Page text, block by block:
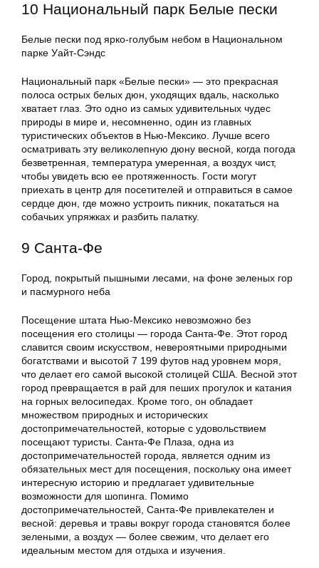
10 Национальный парк Белые пески
Белые пески под ярко-голубым небом в Национальном
парке Уайт-Сэндс
Национальный парк «Белые пески» — это прекрасная
полоса острых белых дюн, уходящих вдаль, насколько
хватает глаз. Это одно из самых удивительных чудес
природы в мире и, несомненно, один из главных
туристических объектов в Нью-Мексико. Лучше всего
осматривать эту великолепную дюну весной, когда погода
безветренная, температура умеренная, а воздух чист,
чтобы увидеть всю ее протяженность. Гости могут
приехать в центр для посетителей и отправиться в самое
сердце дюн, где можно устроить пикник, покататься на
собачьих упряжках и разбить палатку.
9 Санта-Фе
Город, покрытый пышными лесами, на фоне зеленых гор
и пасмурного неба
Посещение штата Нью-Мексико невозможно без
посещения его столицы — города Санта-Фе. Этот город
славится своим искусством, невероятными природными
богатствами и высотой 7 199 футов над уровнем моря,
что делает его самой высокой столицей США. Весной этот
город превращается в рай для пеших прогулок и катания
на горных велосипедах. Кроме того, он обладает
множеством природных и исторических
достопримечательностей, которые с удовольствием
посещают туристы. Санта-Фе Плаза, одна из
достопримечательностей города, является одним из
обязательных мест для посещения, поскольку она имеет
интересную историю и предлагает удивительные
возможности для шопинга. Помимо
достопримечательностей, Санта-Фе привлекателен и
весной: деревья и травы вокруг города становятся более
зелеными, а воздух — более свежим, что делает его
идеальным местом для отдыха и изучения.